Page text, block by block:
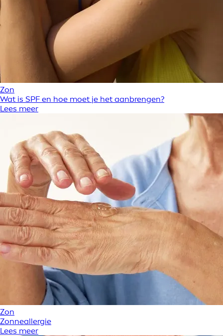
Zon
Wat is SPF en hoe moet je het aanbrengen?
Lees meer
Zon
Zonneallergie
Lees meer